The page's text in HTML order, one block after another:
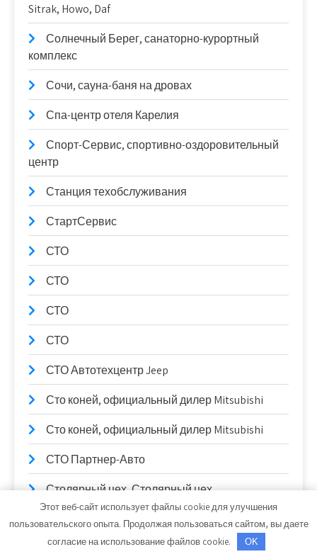
Sitrak, Howo, Daf
Солнечный Берег, санаторно-курортный
комплекс
Сочи, сауна-баня на дровах
Спа-центр отеля Карелия
Спорт-Сервис, спортивно-оздоровительный
центр
Станция техобслуживания
СтартСервис
СТО
СТО
СТО
СТО
СТО Автотехцентр Jeep
Сто коней, официальный дилер Mitsubishi
Сто коней, официальный дилер Mitsubishi
СТО Партнер-Авто
Столярный цех, Столярный цех
Сулак, гостиничный комплекс
Сывлах, Баня №2
Этот веб-сайт использует файлы cookie для улучшения
пользовательского опыта. Продолжая пользоваться сайтом, вы даете
согласие на использование файлов cookie.
OK